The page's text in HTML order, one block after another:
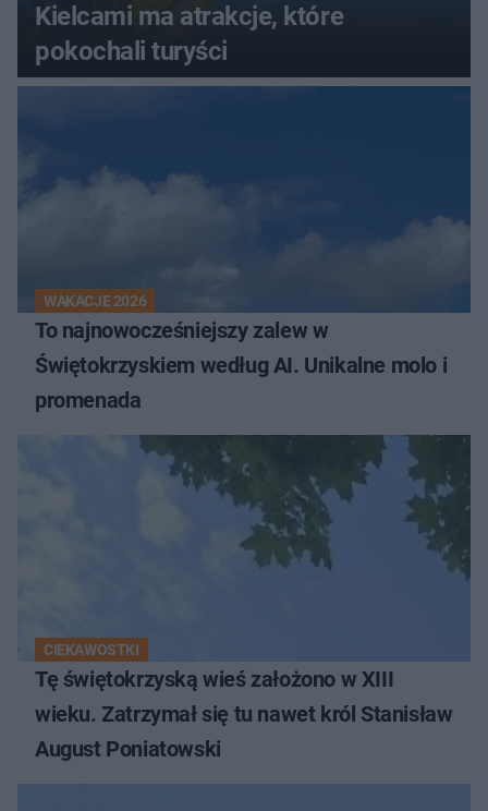
Kielcami ma atrakcje, które
pokochali turyści
WAKACJE 2026
To najnowocześniejszy zalew w
Świętokrzyskiem według AI. Unikalne molo i
promenada
CIEKAWOSTKI
Tę świętokrzyską wieś założono w XIII
wieku. Zatrzymał się tu nawet król Stanisław
August Poniatowski